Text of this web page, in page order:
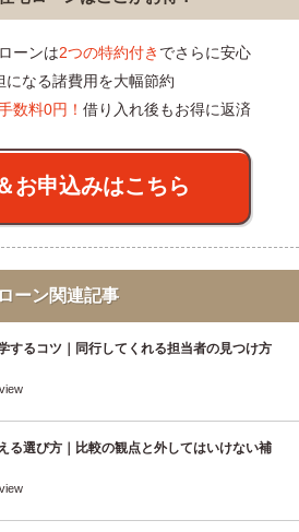
ーンは2つの特約付き でさらに安心
になる諸費用を大幅節約
数料0円！ 借り入れ後もお得に返済
お申込みはこちら
ーン関連記事
するコツ｜同行してくれる担当者の見つけ方
る選び方｜比較の観点と外してはいけない補